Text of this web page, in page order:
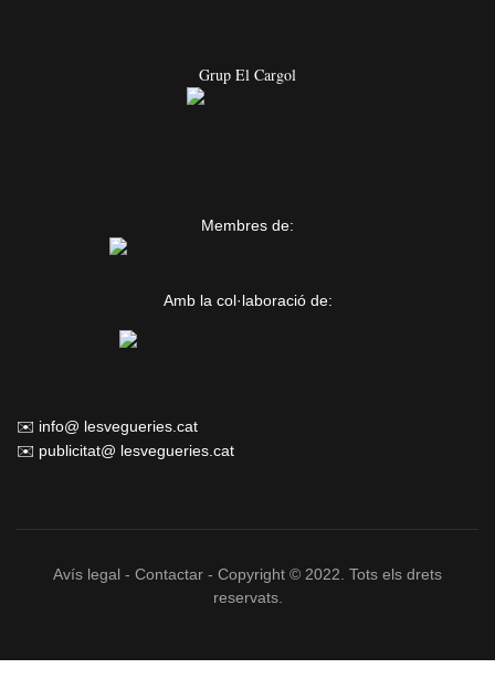
Grup El Cargol
Membres de:
Amb la col·laboració de:
✉️ info@ lesvegueries.cat
✉️ publicitat@ lesvegueries.cat
Avís legal - Contactar - Copyright © 2022. Tots els drets
reservats.